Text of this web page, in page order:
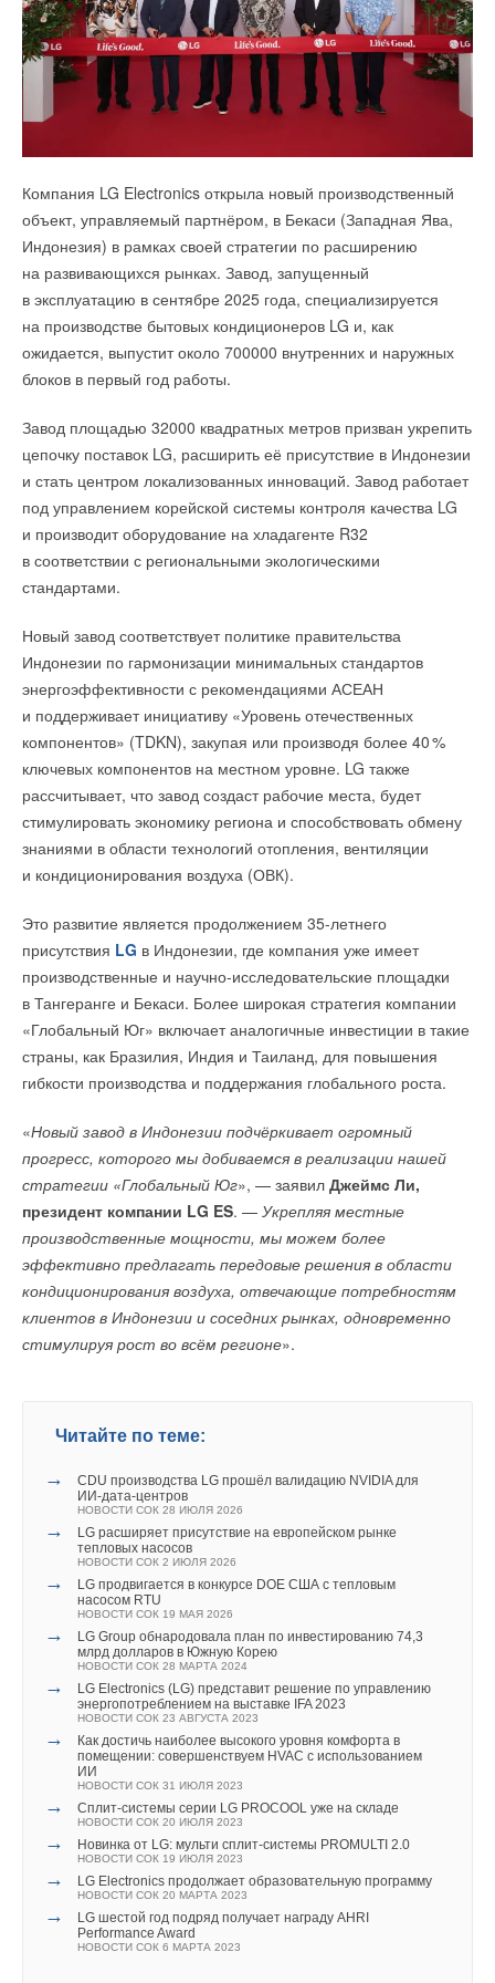
Компания LG Electronics открыла новый производственный
объект, управляемый партнёром, в Бекаси (Западная Ява,
Индонезия) в рамках своей стратегии по расширению
на развивающихся рынках. Завод, запущенный
в эксплуатацию в сентябре 2025 года, специализируется
на производстве бытовых кондиционеров LG и, как
ожидается, выпустит около 700000 внутренних и наружных
блоков в первый год работы.
Завод площадью 32000 квадратных метров призван укрепить
цепочку поставок LG, расширить её присутствие в Индонезии
и стать центром локализованных инноваций. Завод работает
под управлением корейской системы контроля качества LG
и производит оборудование на хладагенте R32
в соответствии с региональными экологическими
стандартами.
Новый завод соответствует политике правительства
Индонезии по гармонизации минимальных стандартов
энергоэффективности с рекомендациями АСЕАН
и поддерживает инициативу «Уровень отечественных
компонентов» (TDKN), закупая или производя более 40%
ключевых компонентов на местном уровне. LG также
рассчитывает, что завод создаст рабочие места, будет
стимулировать экономику региона и способствовать обмену
знаниями в области технологий отопления, вентиляции
и кондиционирования воздуха (ОВК).
Это развитие является продолжением 35-летнего
присутствия LG в Индонезии, где компания уже имеет
производственные и научно-исследовательские площадки
в Тангеранге и Бекаси. Более широкая стратегия компании
«Глобальный Юг» включает аналогичные инвестиции в такие
страны, как Бразилия, Индия и Таиланд, для повышения
гибкости производства и поддержания глобального роста.
«Новый завод в Индонезии подчёркивает огромный
прогресс, которого мы добиваемся в реализации нашей
стратегии «Глобальный Юг», — заявил Джеймс Ли,
президент компании LG ES. — Укрепляя местные
производственные мощности, мы можем более
эффективно предлагать передовые решения в области
кондиционирования воздуха, отвечающие потребностям
клиентов в Индонезии и соседних рынках, одновременно
стимулируя рост во всём регионе».
Читайте по теме:
→
CDU производства LG прошёл валидацию NVIDIA для
ИИ-дата-центров
НОВОСТИ СОК 28 ИЮЛЯ 2026
→
LG расширяет присутствие на европейском рынке
тепловых насосов
НОВОСТИ СОК 2 ИЮЛЯ 2026
→
LG продвигается в конкурсе DOE США с тепловым
насосом RTU
НОВОСТИ СОК 19 МАЯ 2026
→
LG Group обнародовала план по инвестированию 74,3
млрд долларов в Южную Корею
НОВОСТИ СОК 28 МАРТА 2024
→
LG Electronics (LG) представит решение по управлению
энергопотреблением на выставке IFA 2023
НОВОСТИ СОК 23 АВГУСТА 2023
→
Как достичь наиболее высокого уровня комфорта в
помещении: совершенствуем HVAC с использованием
ИИ
НОВОСТИ СОК 31 ИЮЛЯ 2023
→ Cплит-системы серии LG PROCOOL уже на складе
НОВОСТИ СОК 20 ИЮЛЯ 2023
→ Новинка от LG: мульти сплит-системы PROMULTI 2.0
НОВОСТИ СОК 19 ИЮЛЯ 2023
→ LG Electronics продолжает образовательную программу
НОВОСТИ СОК 20 МАРТА 2023
→
LG шестой год подряд получает награду AHRI
Performance Award
НОВОСТИ СОК 6 МАРТА 2023
Каталог разработан на основе анализа применяемых
водоканалами IT-решений, которые показали высокую
эффективность и рекомендуются к внедрению
Данные, собранные в каталоге, представляют собой
регулярно обновляемый онлайн-документ на 13 страницах,
в котором содержится:
Информация о наименовании IT-решения.
Данные о разработчике программного обеспечения.
Референц-объекты внедрения.
Запись в Реестре российского программного обеспечения
(при наличии).
Для удобства использования каталога, все IT-решения
разделены по сфере их применения в производственной
и административной деятельности водоканалов:
Работа с абонентами.
АСУ ТП (автоматизированная система управления
технологическими процессами).
АСУП (автоматизированная система управления
Финансово-хозяйственное управление ресурсами.
Информационная безопасность и защита критической
инфраструктуры.
Кадровое развитие.
Интеграция с внешними информационными системами.
Технологии информационного моделирования (ТИМ).
Загрузить каталог IT-решений для водоканалов >>
ИСТОЧНИК:РАВВ
→
Опубликовано учебно-методическое пособие РАВВ для
водоканалов
водоснабжения и водоотведения России
НОВОСТИ СОК 7 АПРЕЛЯ 2026
→
нормативно-правовых актов, регулирующих сферу ЖКХ
→
РАВВ создала отраслевой каталог промышленного
НОВОСТИ СОК 16 ДЕКАБРЯ 2025
группа по нормированию сбросов сточных вод
НОВОСТИ СОК 7 АВГУСТА 2025
→
предоставления субсидий
НОВОСТИ СОК 20 МАЯ 2025
→
водоснабжению и водоотведению
→ РАВВ начала разработку отраслевого Положения
НОВОСТИ СОК 29 ЯНВАРЯ 2025
→ РАВВ – о бюджетном обеспечении проектов ВКХ
НОВОСТИ СОК 6 ДЕКАБРЯ 2024
Комментарии
В этой теме еще нет комментариев
Добавить комментарий
Ваше имя *
Ваш E-mail *
Текст комментария
Согласно исследованию Urban Grade[1], ведущие
комплекса на второе место поставили наличие
климатического оборудования и бренд применяемых систем
кондиционирования. На первом месте оказались
архитектурно-планировочные решения, на третьем —
качество материалов и инфраструктура.
Такая расстановка подчеркивает растущий тренд: системы
кондиционирования становятся обязательным элементом
класса. По данным Urban Grade, 10
% опрошенных
девелоперов также отмечают рост применения
климатического оборудования на объектах среднего
сегмента.
Эти данные были представлены на деловой конференции
«АЯК»— эксклюзивного дистрибьютора климатического
Компания обеспечивает поставки систем
кондиционирования для жилой, коммерческой
и промышленной недвижимости. По данным маркетингового
агентства «Литвинчук Маркетинг», исследующего HVAC-
рынок, MDV входит в число лидеров: по итогам импорта за
период с апреля 2024 по март 2025 года бренд занял 1
российского рынка VRF-систем в штуках и 1
% рынка
чиллеров в кВт.
«Системы кондиционирования становятся стандартом:
это уже обязательный элемент проектирования. В
будущем они будут восприниматься как must-have
в большинстве проектов, что мы видим уже сейчас
в государственных программах здравоохранения
и образования», — подчеркнула на конференции
становятся не только важным элементом комфорта, но
и ключевым фактором для девелоперов жилой
и коммерческой недвижимости, повышающим ценность
и привлекательность объектов на рынке. Этот тренд, в числе
прочего, активизирует рынок промышленных климатических
систем и поддерживает его рост.
По сравнению с рекордным прошлым годом, рынок
бытовых сплит-систем-2025 сокращается. Однако, объем
промышленных решений продолжает расти. В этом году
мы ожидаем объем на уровне 2024 года — около 1800 МВт
холода, а в 2026 году рынок превысит 2000 МВт
отметилГеоргий Литвинчук, руководитель «Литвинчук
Маркетинг», маркетингового агентства.